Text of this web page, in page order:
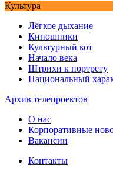
Культура
Лёгкое дыхание
Киношники
Культурный кот
Начало века
Штрихи к портрету
Национальный
Архив телепроектов
О нас
Корпоративные
Вакансии
Контакты